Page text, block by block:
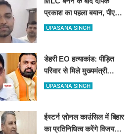
प्रकाश का पहला बयान, पीएम
मोदी से लेकर उपेंद्र कुशवाहा
UPASANA SINGH
डेहरी EO हत्याकांड: पीड़ित
परिवार से मिले मुख्यमंत्री
सम्राट चौधरी, बोले– दोषियों को
UPASANA SINGH
ईस्टर्न ज़ोनल काउंसिल में बिहार
का प्रतिनिधित्व करेंगे विजय